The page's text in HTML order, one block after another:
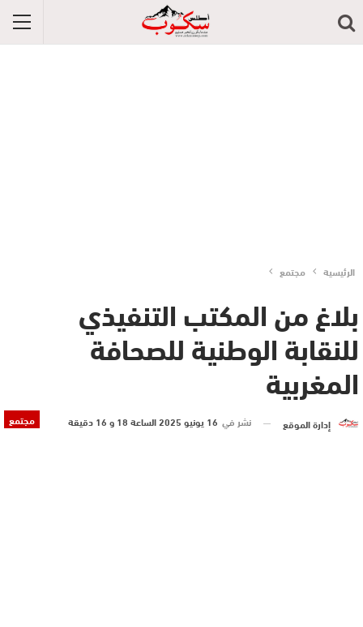
الرئيسية مجتمع
بلاغ من المكتب التنفيذي
للنقابة الوطنية للصحافة
المغربية
مجتمع إدارة الموقع نشر في 16 يونيو 2025 الساعة 18 و 16 دقيقة